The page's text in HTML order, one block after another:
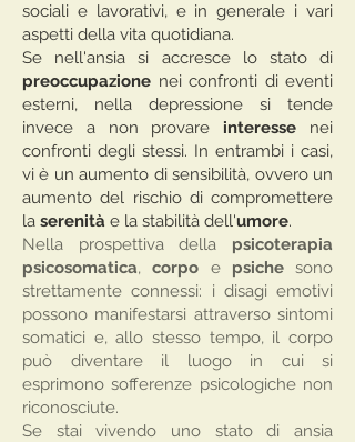
sociali e lavorativi, e in generale i vari
aspetti della vita quotidiana.
Se nell'ansia si accresce lo stato di
preoccupazione nei confronti di eventi
esterni, nella depressione si tende
invece a non provare interesse nei
confronti degli stessi. In entrambi i casi,
vi è un aumento di sensibilità, ovvero un
aumento del rischio di compromettere
la serenità e la stabilità dell'umore.
Nella prospettiva della psicoterapia
psicosomatica,corpo e psichesono
strettamente connessi: i disagi emotivi
possono manifestarsi attraverso sintomi
somatici e, allo stesso tempo, il corpo
può diventare il luogo in cui si
esprimono sofferenze psicologiche non
riconosciute.
Se stai vivendo uno stato di ansia